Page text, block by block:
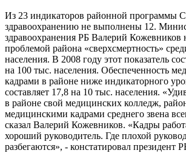
Из 23 индикаторов районной программы
здравоохранению не выполнены 12.
здравоохранения РБ Валерий Кожевников
проблемой района «сверхсмертность»
населения. В 2008 году этот показатель
на 100 тыс. населения. Обеспеченность
кадрами в районе ниже индикаторного
составляет 17,8 на 10 тыс. населения.
в районе свой медицинских колледж,
медицинскими кадрами среднего звена
сказал Валерий Кожевников. «Кадры
хороший руководитель. Где плохой
разбегаются», - констатировал президент